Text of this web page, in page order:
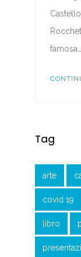
famosa…
Tag
arte
covid 19
libro